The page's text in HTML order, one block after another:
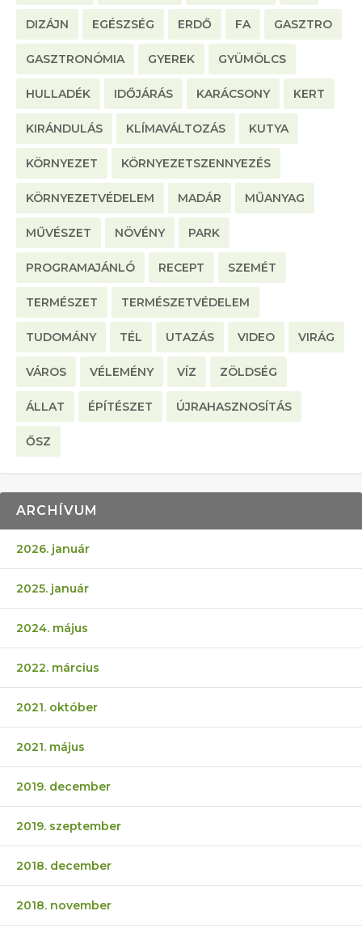
DIZÁJN EGÉSZSÉG ERDŐ FA GASZTRO
GASZTRONÓMIA GYEREK GYÜMÖLCS
HULLADÉK IDŐJÁRÁS KARÁCSONY KERT
KIRÁNDULÁS KLÍMAVÁLTOZÁS KUTYA
KÖRNYEZET KÖRNYEZETSZENNYEZÉS
KÖRNYEZETVÉDELEM MADÁR MŰANYAG
MŰVÉSZET NÖVÉNY PARK
PROGRAMAJÁNLÓ RECEPT SZEMÉT
TERMÉSZET TERMÉSZETVÉDELEM
TUDOMÁNY TÉL UTAZÁS VIDEO VIRÁG
VÁROS VÉLEMÉNY VÍZ ZÖLDSÉG
ÁLLAT ÉPÍTÉSZET ÚJRAHASZNOSÍTÁS
ŐSZ
ARCHÍVUM
2026. január
2025. január
2024. május
2022. március
2021. október
2021. május
2019. december
2019. szeptember
2018. december
2018. november